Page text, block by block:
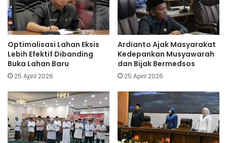
Optimalisasi Lahan Eksis
Lebih Efektif Dibanding
Buka Lahan Baru
25 April 2026
Ardianto Ajak Masyarakat
Kedepankan Musyawarah
dan Bijak Bermedsos
25 April 2026